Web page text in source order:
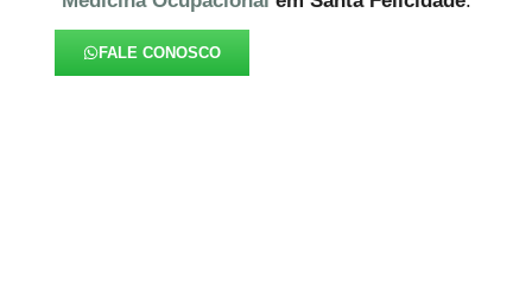
FALE CONOSCO